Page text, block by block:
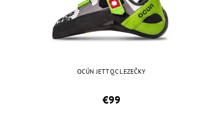
OCÚN JETT QC LEZEČKY
€99